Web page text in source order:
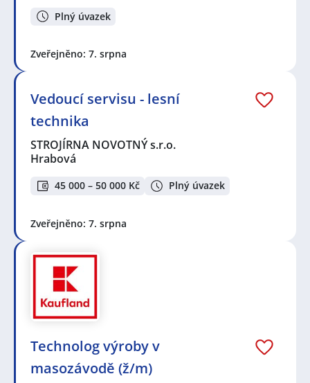
Plný úvazek
Zveřejněno: 7. srpna
Vedoucí servisu - lesní
technika
STROJÍRNA NOVOTNÝ s.r.o.
Hrabová
45 000 – 50 000 Kč Plný úvazek
Zveřejněno: 7. srpna
Technolog výroby v
masozávodě (ž/m)